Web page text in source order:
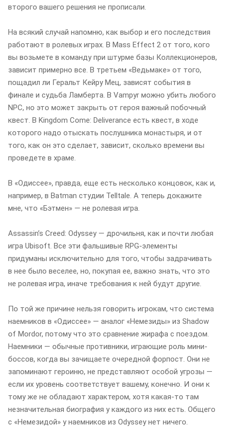
второго вашего решения не прописали.
На всякий случай напомню, как выбор и его последствия
работают в ролевых играх. В Mass Effect 2 от того, кого
вы возьмете в команду при штурме базы Коллекционеров,
зависит примерно все. В третьем «Ведьмаке» от того,
пощадил ли Геральт Кейру Мец, зависят события в
финале и судьба Ламберта. В Vampyr можно убить любого
NPC, но это может закрыть от героя важный побочный
квест. В Kingdom Come: Deliverance есть квест, в ходе
которого надо отыскать послушника монастыря, и от
того, как он это сделает, зависит, сколько времени вы
проведете в храме.
В «Одиссее», правда, еще есть несколько концовок, как и,
например, в Batman студии Telltale. А теперь докажите
мне, что «Бэтмен» — не ролевая игра.
Assassinʼs Creed: Odyssey — дрочильня, как и почти любая
игра Ubisoft. Все эти фальшивые RPG-элементы
придуманы исключительно для того, чтобы задрачивать
в нее было веселее, но, покупая ее, важно знать, что это
не ролевая игра, иначе требования к ней будут другие.
По той же причине нельзя говорить игрокам, что система
наемников в «Одиссее» — аналог «Немезиды» из Shadow
of Mordor, потому что это сравнение жирафа с поездом.
Наемники — обычные противники, играющие роль мини-
боссов, когда вы зачищаете очередной форпост. Они не
запоминают героиню, не представляют особой угрозы —
если их уровень соответствует вашему, конечно. И они к
тому же не обладают характером, хотя какая-то там
незначительная биография у каждого из них есть. Общего
с «Немезидой» у наемников из Odyssey нет ничего.